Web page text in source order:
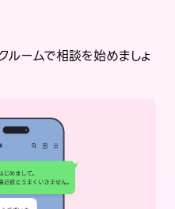
ルームで相談を始めましょ